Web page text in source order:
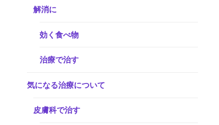
解消に
効く食べ物
治療で治す
気になる治療について
皮膚科で治す